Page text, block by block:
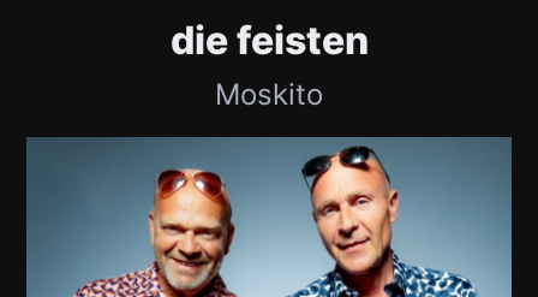
die feisten
Moskito